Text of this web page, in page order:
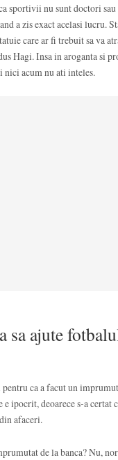
sportivii nu sunt doctori
a zis exact acelasi lucru.
care ar fi trebuit sa va
Hagi. Insa in aroganta si
nici acum nu ati inteles.
sa ajute
ca a facut un
e ipocrit, deoarece s-a
afaceri.
de la banca? Nu,